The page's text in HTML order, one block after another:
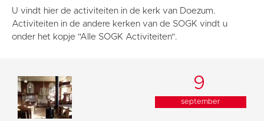
Contact
Vaktaal
U vindt hier de activiteiten in de kerk van Doezum.
Activiteiten in de andere kerken van de SOGK vindt u
onder het kopje "Alle SOGK Activiteiten".
9
september